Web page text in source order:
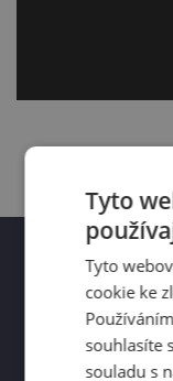
Tyto
Tyto
cookie ke
souhlasíte
souladu s